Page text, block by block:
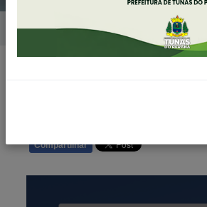
Home Notícias
Compartilhar